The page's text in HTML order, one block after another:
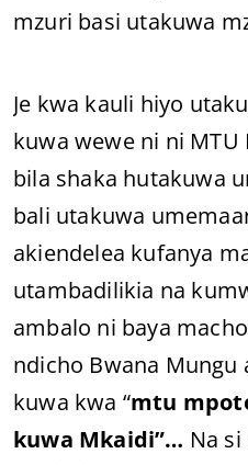
mzuri basi utakuwa
Je kwa kauli hiyo
kuwa wewe ni ni MTU
bila shaka hutakuwa
bali utakuwa
akiendelea kufanya
utambadilikia na
ambalo ni baya
ndicho Bwana Mungu
kuwa kwa “mtu
kuwa Mkaidi”… Na